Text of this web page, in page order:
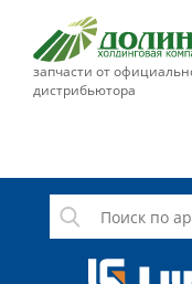
запчасти от
дистрибьютора
СЕРВИС
НОВОСТИ